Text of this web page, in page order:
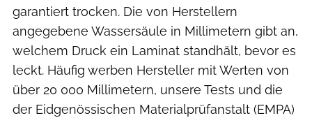
garantiert trocken. Die von Herstellern
angegebene Wassersäule in Millimetern gibt an,
welchem Druck ein Laminat standhält, bevor es
leckt. Häufig werben Hersteller mit Werten von
über 20 000 Millimetern, unsere Tests und die
der Eidgenössischen Materialprüfanstalt (EMPA)